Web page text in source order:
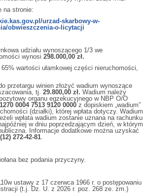
na stronie:
urzad-skarbowy-w-
obwieszczenia-o-licytacji
udziału wynoszącego 1/3 we
wynosi 298.000,00 zł.
wartości ułamkowej części nieruchomości,
przetargu winien złożyć wadium wynoszące
tj. 29.800,00 zł. Wadium należy
organu egzekucyjnego w NBP O/O
0004 7513 9120 0000 z dopiskiem „wadium”
(działki), której wpłata dotyczy. Wadium
wpłata wadium zostanie uznana na rachunku
w dniu poprzedzającym dzień, w którym
Informacje dodatkowe można uzyskać
(12) 272-42-81
bez podania przyczyny.
ustawy z 17 czerwca 1966 r. o postępowaniu
(t.j. Dz. U. z 2026 r. poz. 268 ze. zm.)